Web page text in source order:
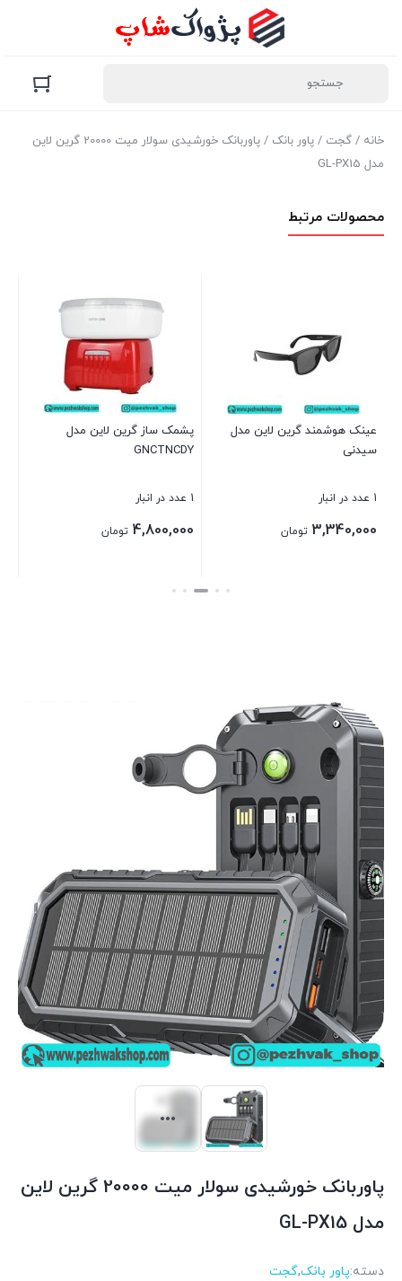
خانه / گجت / پاور بانک
/ پاوربانک خورشیدی سولار میت 20000 گرین لاین
مدل GL-PX15
محصولات مرتبط
عینک هوشمند گرین لاین مدل
سیدنی
1 عدد در انبار
3,340,000 تومان
پشمک ساز گرین لاین مدل
GNCTNCDY
1 عدد در انبار
4,800,000 تومان
بستن
پاوربانک خورشیدی سولار میت 20000 گرین لاین
مدل GL-PX15
دسته:پاور بانک,گجت